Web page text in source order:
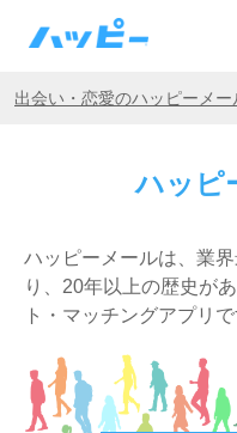
出会い・恋愛のハッピーメー
ハッピ
ハッピーメールは、業
り、20年以上の歴史が
ト・マッチングアプリで